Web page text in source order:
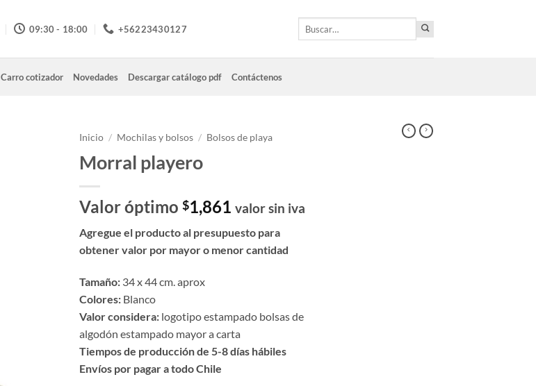
09:30 - 18:00 +56223430127
Carro cotizador Novedades Descargar catálogo pdf Contáctenos
Inicio / Mochilas y bolsos / Bolsos de playa
Morral playero
Valor óptimo $1,861 valor sin iva
Agregue el producto al presupuesto para
obtener valor por mayor o menor cantidad
Tamaño: 34 x 44 cm. aprox
Colores: Blanco
Valor considera: logotipo estampado bolsas de
algodón estampado mayor a carta
Tiempos de producción de 5-8 días hábiles
Envíos por pagar a todo Chile